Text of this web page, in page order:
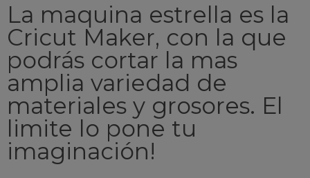
La maquina estrella es la
Cricut Maker, con la que
podrás cortar la mas
amplia variedad de
materiales y grosores. El
limite lo pone tu
imaginación!